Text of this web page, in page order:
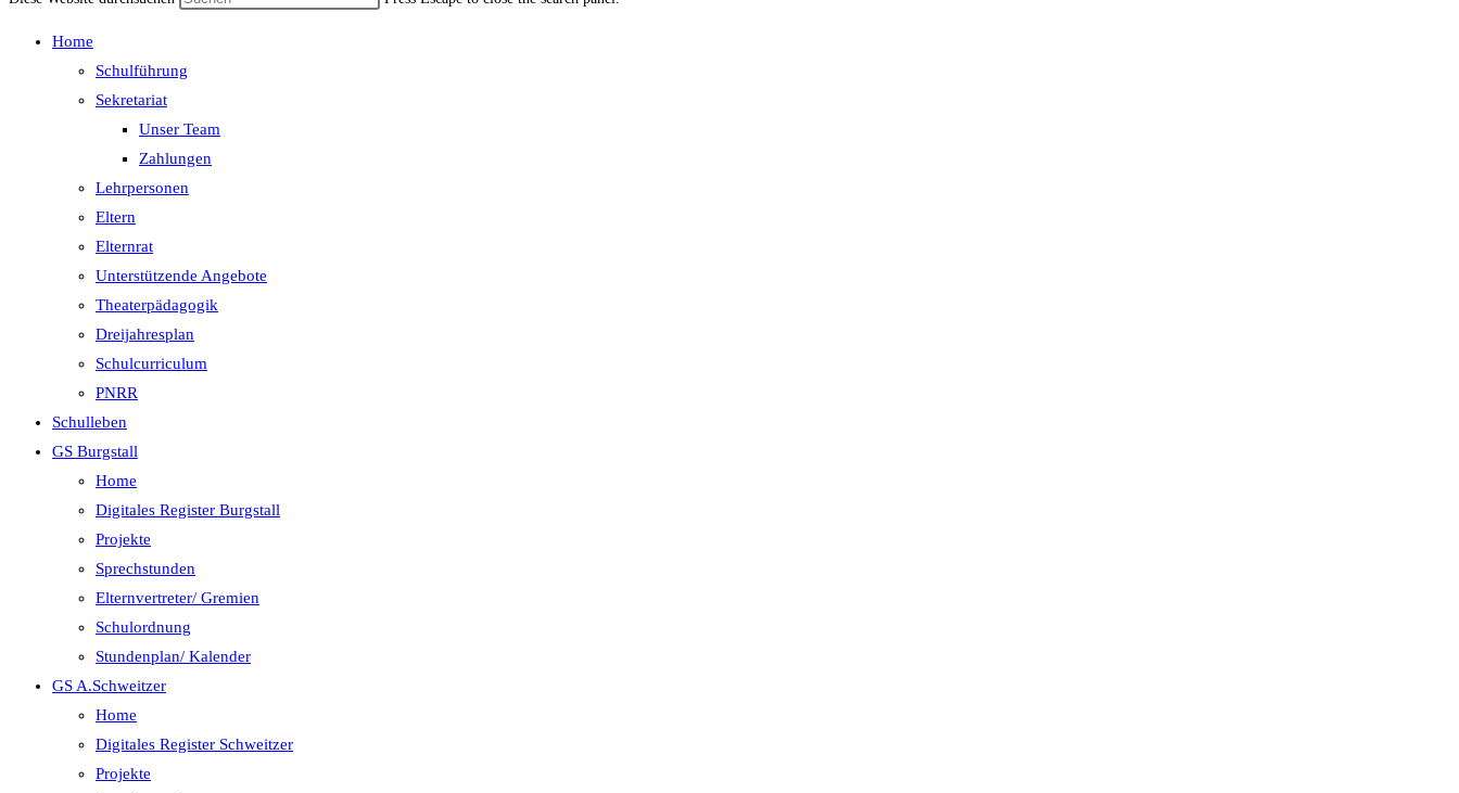
Home
Schulführung
Sekretariat
Unser Team
Zahlungen
Lehrpersonen
Eltern
Elternrat
Unterstützende Angebote
Theaterpädagogik
Dreijahresplan
Schulcurriculum
PNRR
Schulleben
GS Burgstall
Home
Digitales Register Burgstall
Projekte
Sprechstunden
Elternvertreter/ Gremien
Schulordnung
Stundenplan/ Kalender
GS A.Schweitzer
Home
Digitales Register Schweitzer
Projekte